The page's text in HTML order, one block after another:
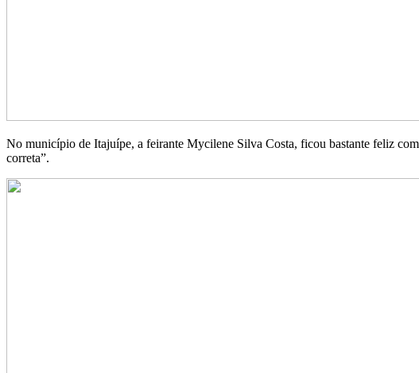
No município de Itajuípe, a feirante Mycilene Silva Costa, ficou bastante feliz
correta”.